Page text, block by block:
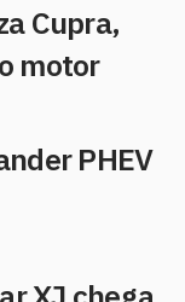
Cupra,
motor
PHEV